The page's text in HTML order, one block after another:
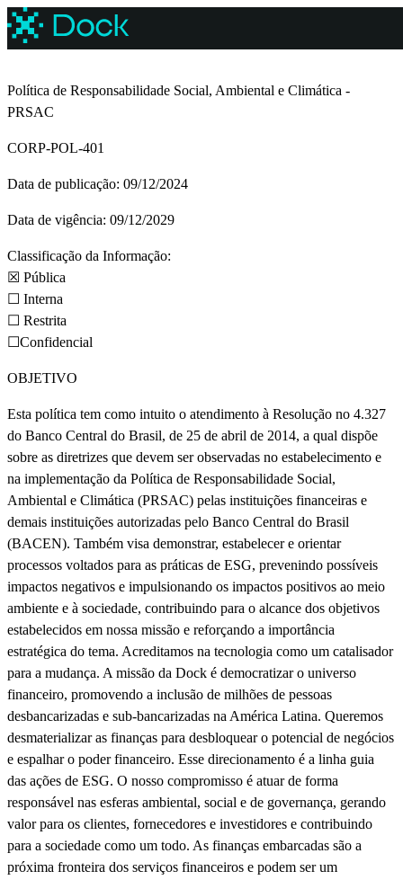
Política de Responsabilidade Social, Ambiental e Climática -
PRSAC
CORP-POL-401
Data de publicação: 09/12/2024
Data de vigência: 09/12/2029
Classificação da Informação:
☒ Pública
☐ Interna
☐ Restrita
☐Confidencial
OBJETIVO
Esta política tem como intuito o atendimento à Resolução no 4.327
do Banco Central do Brasil, de 25 de abril de 2014, a qual dispõe
sobre as diretrizes que devem ser observadas no estabelecimento e
na implementação da Política de Responsabilidade Social,
Ambiental e Climática (PRSAC) pelas instituições financeiras e
demais instituições autorizadas pelo Banco Central do Brasil
(BACEN). Também visa demonstrar, estabelecer e orientar
processos voltados para as práticas de ESG, prevenindo possíveis
impactos negativos e impulsionando os impactos positivos ao meio
ambiente e à sociedade, contribuindo para o alcance dos objetivos
estabelecidos em nossa missão e reforçando a importância
estratégica do tema. Acreditamos na tecnologia como um catalisador
para a mudança. A missão da Dock é democratizar o universo
financeiro, promovendo a inclusão de milhões de pessoas
desbancarizadas e sub-bancarizadas na América Latina. Queremos
desmaterializar as finanças para desbloquear o potencial de negócios
e espalhar o poder financeiro. Esse direcionamento é a linha guia
das ações de ESG. O nosso compromisso é atuar de forma
responsável nas esferas ambiental, social e de governança, gerando
valor para os clientes, fornecedores e investidores e contribuindo
para a sociedade como um todo. As finanças embarcadas são a
próxima fronteira dos serviços financeiros e podem ser um